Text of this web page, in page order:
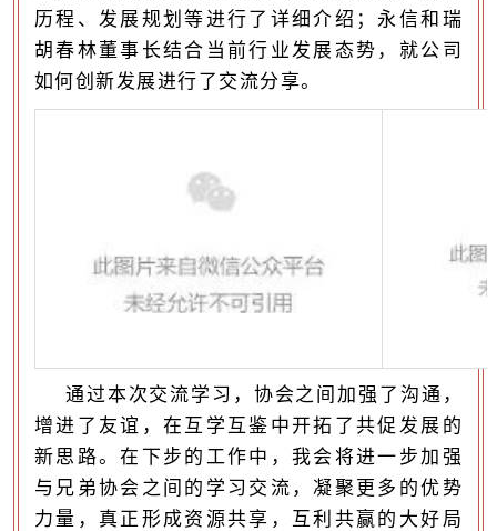
历程、发展规划等进行了详细介绍；永信和瑞
胡春林董事长结合当前行业发展态势，就公司
如何创新发展进行了交流分享。
通过本次交流学习，协会之间加强了沟通，
增进了友谊，在互学互鉴中开拓了共促发展的
新思路。在下步的工作中，我会将进一步加强
与兄弟协会之间的学习交流，凝聚更多的优势
力量，真正形成资源共享，互利共赢的大好局